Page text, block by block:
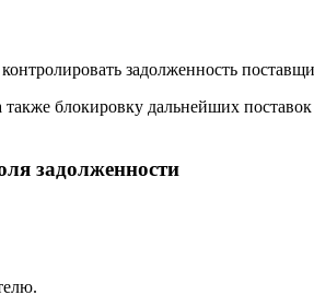
задолженность
блокировку дальнейших
задолженности